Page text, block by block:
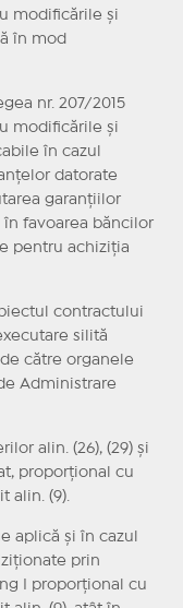
modificările și
în mod
nr. 207/2015
modificările și
în cazul
datorate
garanțiilor
favoarea băncilor
pentru achiziția
contractului
silită
către organele
Administrare
alin. (26), (29) și
proporțional cu
alin. (9).
aplică și în cazul
prin
I proporțional cu